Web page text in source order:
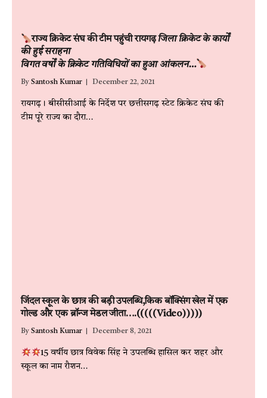
राज्य क्रिकेट संघ की टीम पहुंची रायगढ़जिला क्रिकेट के कार्यों
की हुई सराहना
विगत वर्षों के क्रिकेट गतिविधियों का हुआ आंकलन…
By Santosh Kumar December 22, 2021
रायगढ़। बीसीसीआई के निर्देश पर छत्तीसगढ़ स्टेट क्रिकेट संघ की
टीम पूरे राज्य का दौरा…
जिंदल स्कूल के छात्र की बड़ी उपलब्धि,किक बॉक्सिंग खेल में एक
गोल्ड और एक ब्रॉन्ज मेडल जीता….(((((Video)))))
By Santosh Kumar December 8, 2021
15 वर्षीय छात्र विवेक सिंह ने उपलब्धि हासिल कर शहर और
स्कूल का नाम रौशन…